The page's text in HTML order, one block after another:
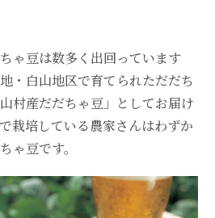
ゃ豆は数多く出回っています
・白山地区で育てられただだち
村産だだちゃ豆」としてお届け
栽培している農家さんはわずか
ゃ豆です。